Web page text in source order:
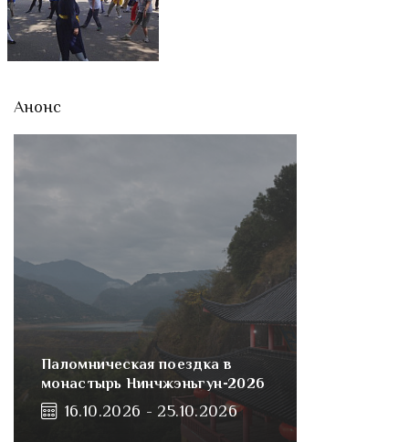
Анонс
Паломническая поездка в
монастырь Нинчжэньгун-2026
16.10.2026 - 25.10.2026